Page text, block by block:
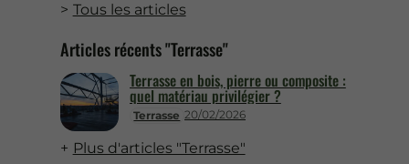
Tous les articles
Articles récents "Terrasse"
Terrasse 20/02/2026
Terrasse en bois, pierre ou composite :
quel matériau privilégier ?
Plus d'articles "Terrasse"